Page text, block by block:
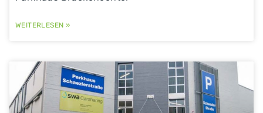
WEITERLESEN »